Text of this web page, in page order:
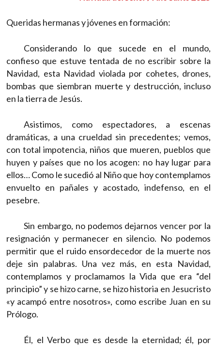
Queridas hermanas y jóvenes en formación:
Considerando lo que sucede en el mundo,
confieso que estuve tentada de no escribir sobre la
Navidad, esta Navidad violada por cohetes, drones,
bombas que siembran muerte y destrucción, incluso
en la tierra de Jesús.
Asistimos, como espectadores, a escenas
dramáticas, a una crueldad sin precedentes; vemos,
con total impotencia, niños que mueren, pueblos que
huyen y países que no los acogen: no hay lugar para
ellos… Como le sucedió al Niño que hoy contemplamos
envuelto en pañales y acostado, indefenso, en el
pesebre.
Sin embargo, no podemos dejarnos vencer por la
resignación y permanecer en silencio. No podemos
permitir que el ruido ensordecedor de la muerte nos
deje sin palabras. Una vez más, en esta Navidad,
contemplamos y proclamamos la Vida que era “del
principio” y se hizo carne, se hizo historia en Jesucristo
«y acampó entre nosotros», como escribe Juan en su
Prólogo.
Él, el Verbo que es desde la eternidad; él, por